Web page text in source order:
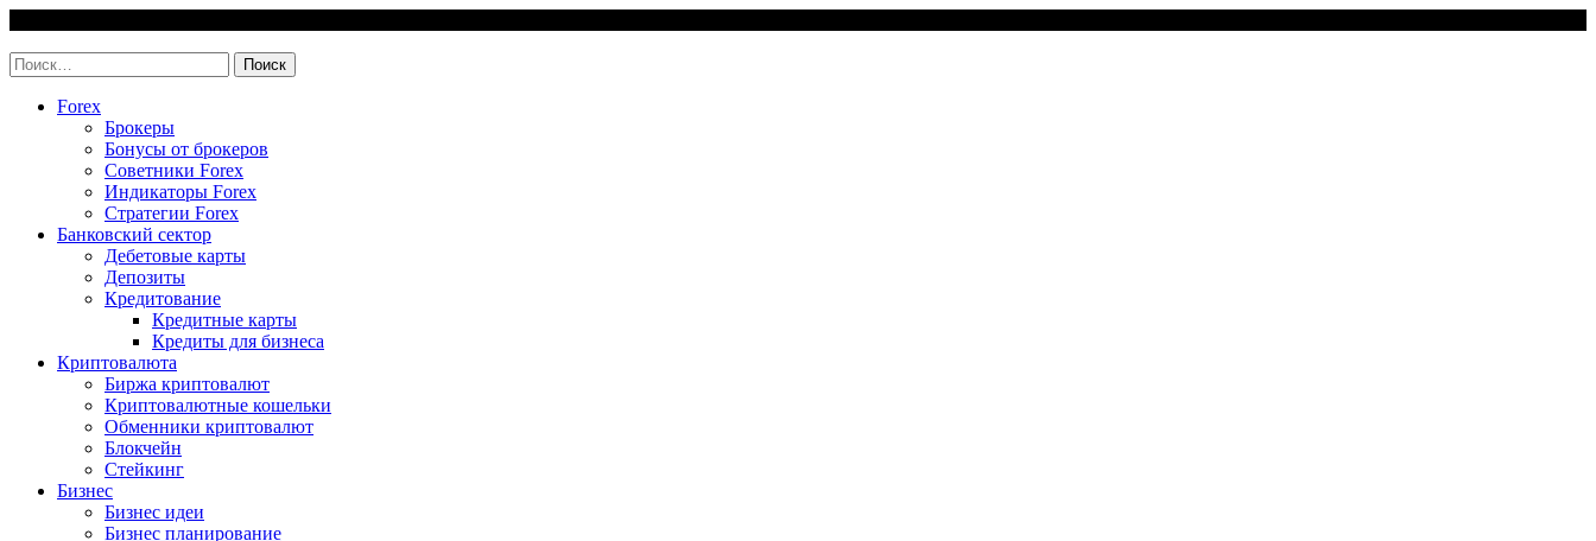
content
Найти:
Forex
Брокеры
Бонусы от брокеров
Советники Forex
Индикаторы Forex
Стратегии Forex
Банковский сектор
Дебетовые карты
Депозиты
Кредитование
Кредитные карты
Кредиты для бизнеса
Криптовалюта
Биржа криптовалют
Криптовалютные кошельки
Обменники криптовалют
Блокчейн
Стейкинг
Бизнес
Бизнес идеи
Бизнес планирование